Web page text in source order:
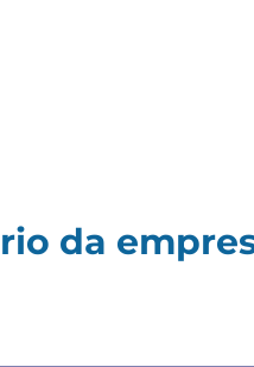
da